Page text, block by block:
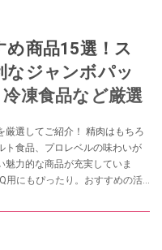
め商品15選！ス
なジャンボパッ
凍食品など厳選
厳選してご紹介！ 精肉はもちろ
ト食品、プロレベルの味わいが
力的な商品が充実していま
用にもぴったり。おすすめの活